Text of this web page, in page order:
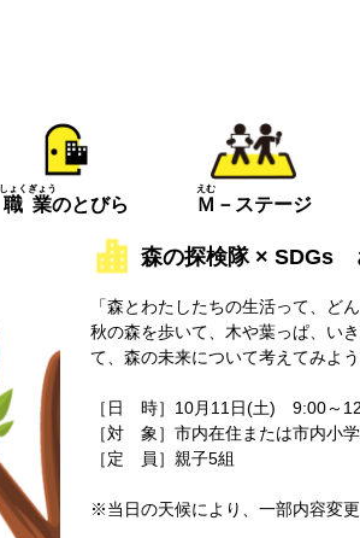
職業
しょくぎょう
のとびら Ｍ
えむ
－ステージ
森の探検隊 × SDGs
「森とわたしたちの生活って、ど
秋の森を歩いて、木や葉っぱ、い
て、森の未来について考えてみよ
［日 時］10月11日(土) 9:00～
［対 象］市内在住または市内小
［定 員］親子5組
※当日の天候により、一部内容変